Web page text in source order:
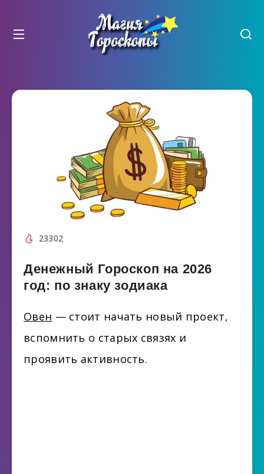
23302
Денежный Гороскоп на 2026
год: по знаку зодиака
Овен — стоит начать новый проект,
вспомнить о старых связях и
проявить активность.